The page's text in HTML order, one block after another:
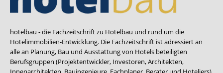
hotelbau - die Fachzeitschrift zu Hotelbau und rund um die
Hotelimmobilien-Entwicklung. Die Fachzeitschrift ist adressiert an
alle an Planung, Bau und Ausstattung von Hotels beteiligten
Berufsgruppen (Projektentwickler, Investoren, Architekten,